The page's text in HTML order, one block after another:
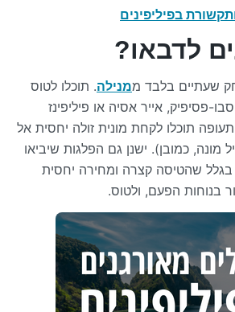
בפיליפינים
לדבאו?
שעתיים בלבד ממנילה. תוכלו לטוס
פסיפיק, אייר אסיה או פיליפינז
תוכלו לקחת מונית זולה יחסית אל
מונה, כמובן). ישנן גם הפלגות שיביאו
שהטיסה קצרה ומחירה יחסית
בנוחות הפעם, ולטוס.